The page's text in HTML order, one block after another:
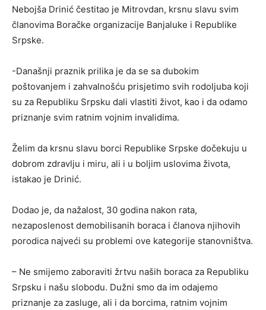
Nebojša Drinić čestitao je Mitrovdan, krsnu slavu svim
članovima Boračke organizacije Banjaluke i Republike
Srpske.
-Današnji praznik prilika je da se sa dubokim
poštovanjem i zahvalnošću prisjetimo svih rodoljuba koji
su za Republiku Srpsku dali vlastiti život, kao i da odamo
priznanje svim ratnim vojnim invalidima.
Želim da krsnu slavu borci Republike Srpske dočekuju u
dobrom zdravlju i miru, ali i u boljim uslovima života,
istakao je Drinić.
Dodao je, da nažalost, 30 godina nakon rata,
nezaposlenost demobilisanih boraca i članova njihovih
porodica najveći su problemi ove kategorije stanovništva.
– Ne smijemo zaboraviti žrtvu naših boraca za Republiku
Srpsku i našu slobodu. Dužni smo da im odajemo
priznanje za zasluge, ali i da borcima, ratnim vojnim